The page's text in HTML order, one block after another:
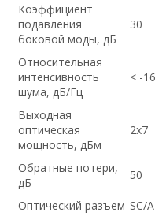
Коэффициент
подавления
боковой моды, дБ
30
Относительная
интенсивность
шума, дБ/Гц
< -
Выходная
оптическая
мощность, дБм
2x7
Обратные потери,
дБ
50
Оптический разъем SC/